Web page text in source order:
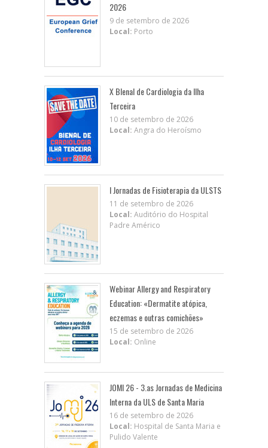
2026
9 de setembro de 2026
Local: Porto
X BIenal de Cardiologia da Ilha
Terceira
10 de setembro de 2026
Local: Angra do Heroísmo
I Jornadas de Fisioterapia da ULSTS
11 de setembro de 2026
Local: Auditório do Hospital
Padre Américo
Webinar Allergy and Respiratory
Education: «Dermatite atópica,
eczemas e outras comichões»
15 de setembro de 2026
Local: Online
JOMI 26 - 3.as Jornadas de Medicina
Interna da ULS de Santa Maria
16 de setembro de 2026
Local: Hospital de Santa Maria e
Pulido Valente